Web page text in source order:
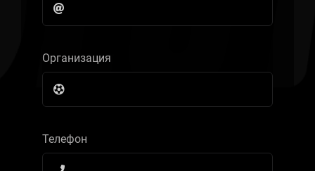
Организация
Телефон